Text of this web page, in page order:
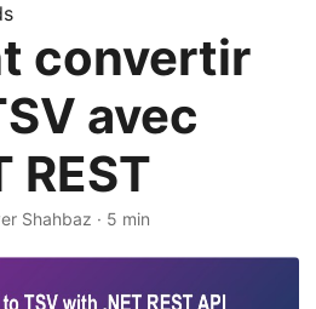
convertir
avec
REST
Shahbaz · 5 min